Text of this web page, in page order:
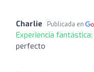
Charlie Publicada en
Experiencia fantástica:
perfecto